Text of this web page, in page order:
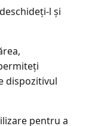
l și
dispozitivul
pentru a